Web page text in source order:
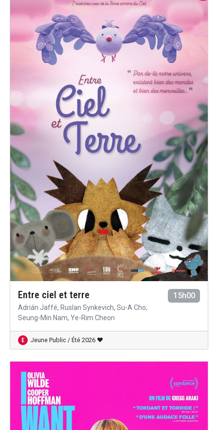
Entre ciel et terre
Adrián Jaffé, Ruslan Synkevich, Su-A Cho,
Seung-Min Nam, Ye-Rim Cheon
15h00
E Jeune Public / Été 2026 ♥